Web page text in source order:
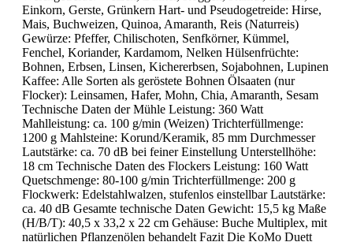
Einkorn, Gerste, Grünkern Hart- und Pseudogetreide: Hirse,
Mais, Buchweizen, Quinoa, Amaranth, Reis (Naturreis)
Gewürze: Pfeffer, Chilischoten, Senfkörner, Kümmel,
Fenchel, Koriander, Kardamom, Nelken Hülsenfrüchte:
Bohnen, Erbsen, Linsen, Kichererbsen, Sojabohnen, Lupinen
Kaffee: Alle Sorten als geröstete Bohnen Ölsaaten (nur
Flocker): Leinsamen, Hafer, Mohn, Chia, Amaranth, Sesam
Technische Daten der Mühle Leistung: 360 Watt
Mahlleistung: ca. 100 g/min (Weizen) Trichterfüllmenge:
1200 g Mahlsteine: Korund/Keramik, 85 mm Durchmesser
Lautstärke: ca. 70 dB bei feiner Einstellung Unterstellhöhe:
18 cm Technische Daten des Flockers Leistung: 160 Watt
Quetschmenge: 80-100 g/min Trichterfüllmenge: 200 g
Flockwerk: Edelstahlwalzen, stufenlos einstellbar Lautstärke:
ca. 40 dB Gesamte technische Daten Gewicht: 15,5 kg Maße
(H/B/T): 40,5 x 33,2 x 22 cm Gehäuse: Buche Multiplex, mit
natürlichen Pflanzenölen behandelt Fazit Die KoMo Duett